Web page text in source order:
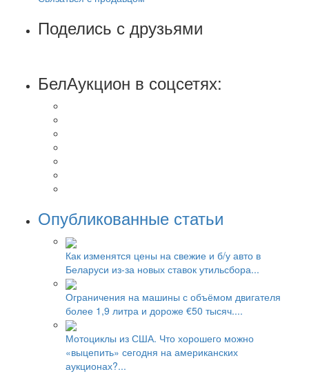
Поделись с друзьями
БелАукцион в соцсетях:
Опубликованные статьи
Как изменятся цены на свежие и б/у авто в
Беларуси из-за новых ставок утильсбора...
Ограничения на машины с объёмом двигателя
более 1,9 литра и дороже €50 тысяч....
Мотоциклы из США. Что хорошего можно
«выцепить» сегодня на американских
аукционах?...